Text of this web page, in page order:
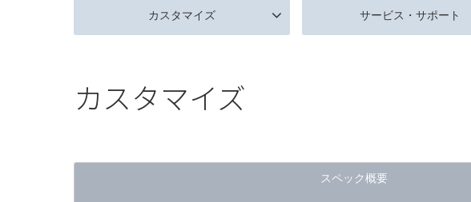
カスタマイズ サービス ・ サポート
カスタマイズ
スペック概要